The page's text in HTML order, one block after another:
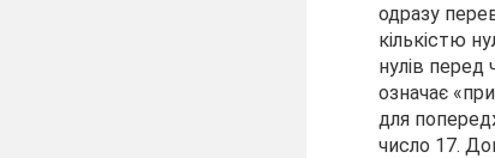
одразу
кількістю
нулів перед
означає
для
число 17.